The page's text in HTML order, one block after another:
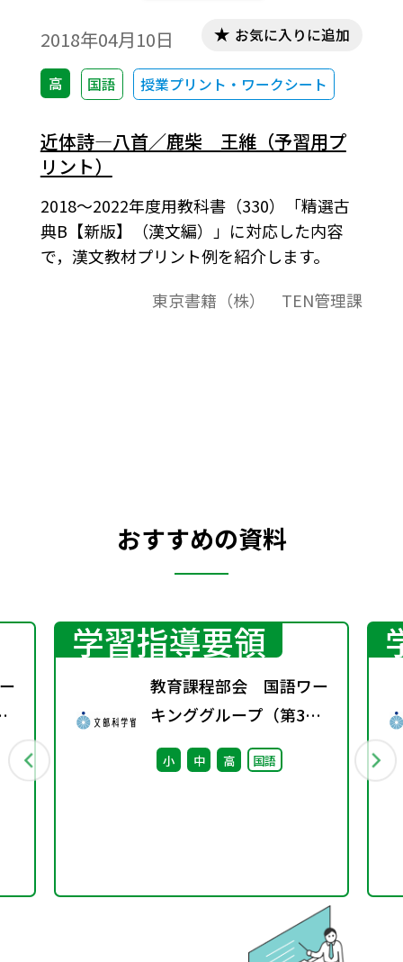
2018年04月10日
高 国語 授業プリント・ワークシート
お気に入りに追加
近体詩―八首／鹿柴 王維（予習用プ
リント）
2018～2022年度用教科書（330）「精選古
典B【新版】（漢文編）」に対応した内容
で，漢文教材プリント例を紹介します。
東京書籍（株） TEN管理課
おすすめの資料
学習指導要領
教育課程部会 国語ワー
キンググループ（第3
回） 配付資料
小 中 高 国語